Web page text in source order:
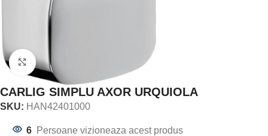
Click to enlarge
CARLIG SIMPLU AXOR URQUIOLA
SKU: HAN42401000
6 Persoane vizioneaza acest produs